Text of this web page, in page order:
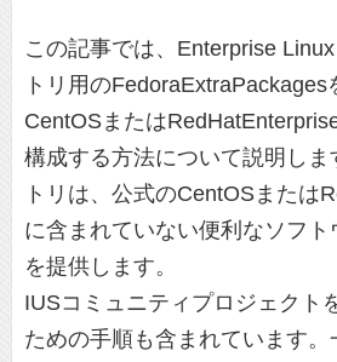
この記事では、Enterprise
トリ用の
CentOSまたは
構成する方法について説明しま
トリは、公式のCentOSまたは
に含まれていない便利なソフ
を提供します。
IUSコミュニティプロジェクト
ための手順も含まれています。